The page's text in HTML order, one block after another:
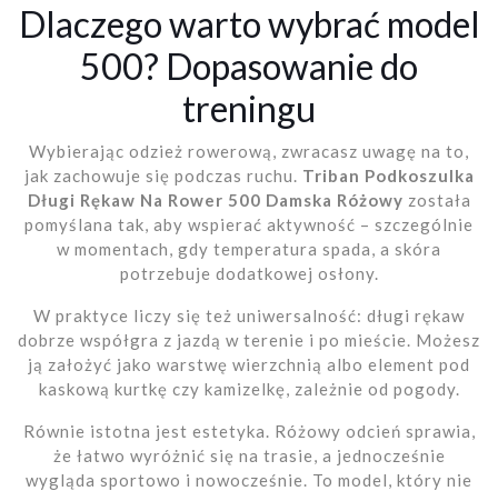
Dlaczego warto wybrać model
500? Dopasowanie do
treningu
Wybierając odzież rowerową, zwracasz uwagę na to,
jak zachowuje się podczas ruchu. Triban Podkoszulka
Długi Rękaw Na Rower 500 Damska Różowy została
pomyślana tak, aby wspierać aktywność – szczególnie
w momentach, gdy temperatura spada, a skóra
potrzebuje dodatkowej osłony.
W praktyce liczy się też uniwersalność: długi rękaw
dobrze współgra z jazdą w terenie i po mieście. Możesz
ją założyć jako warstwę wierzchnią albo element pod
kaskową kurtkę czy kamizelkę, zależnie od pogody.
Równie istotna jest estetyka. Różowy odcień sprawia,
że łatwo wyróżnić się na trasie, a jednocześnie
wygląda sportowo i nowocześnie. To model, który nie